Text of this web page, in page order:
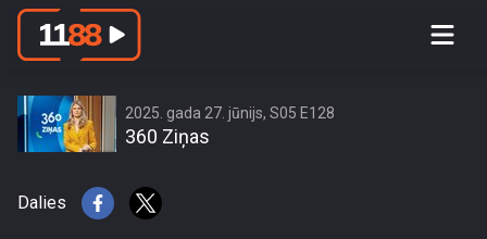
Vairākos novados priekšsēdētāji
2025. gada 27. jūnijs, S05 E128
360 Ziņas
Dalies